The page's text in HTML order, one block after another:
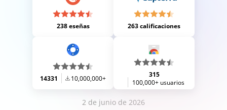
238 eseñas 263 calificaciones
14331 10,000,000+
315
100,000+ usuarios
2 de junio de 2026